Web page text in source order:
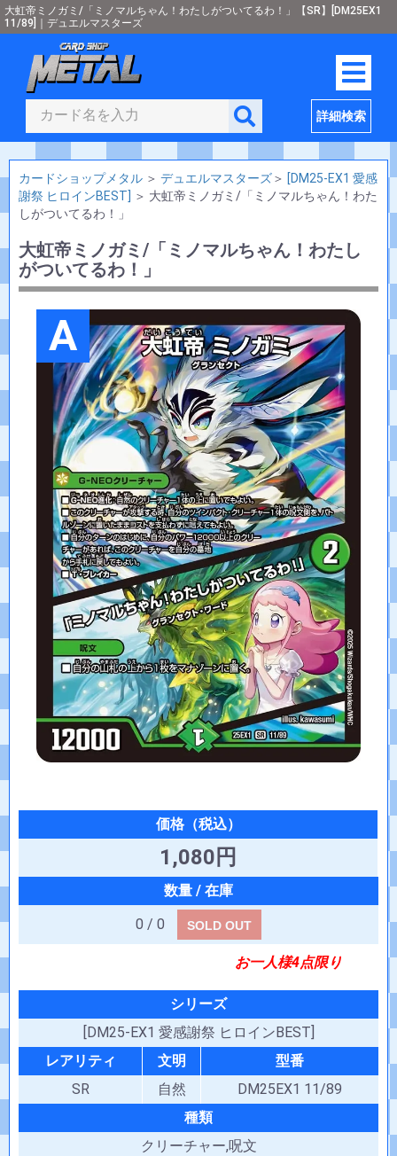
大虹帝ミノガミ/「ミノマルちゃん！わたしがついてるわ！」【SR】[DM25EX1
11/89]｜デュエルマスターズ
詳細検索
カードショップメタル ＞ デュエルマスターズ＞ [DM25-EX1 愛感
謝祭 ヒロインBEST]
＞ 大虹帝ミノガミ/「ミノマルちゃん！わた
しがついてるわ！」
大虹帝ミノガミ/「ミノマルちゃん！わたし
がついてるわ！」
A
1,080円
0 / 0 SOLD OUT
お一人様4点限り
シリーズ
[DM25-EX1 愛感謝祭 ヒロインBEST]
レアリティ
文明
型番
SR
自然
DM25EX1 11/89
種類
クリーチャー,呪文